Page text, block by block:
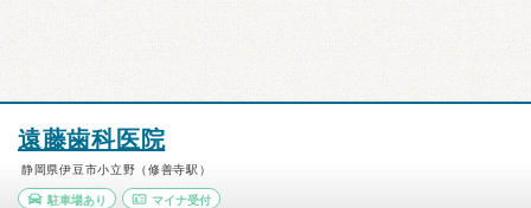
遠藤歯科医院
静岡県伊豆市小立野（修善寺駅）
駐車場あり マイナ受付